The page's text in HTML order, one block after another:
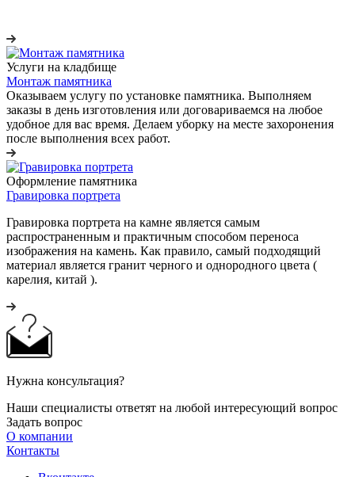
Услуги на кладбище
Монтаж памятника
Оказываем услугу по установке памятника. Выполняем
заказы в день изготовления или договариваемся на любое
удобное для вас время. Делаем уборку на месте захоронения
после выполнения всех работ.
Оформление памятника
Гравировка портрета
Гравировка портрета на камне является самым
распространенным и практичным способом переноса
изображения на камень. Как правило, самый подходящий
материал является гранит черного и однородного цвета (
карелия, китай ).
Нужна консультация?
Наши специалисты ответят на любой интересующий вопрос
Задать вопрос
О компании
Контакты